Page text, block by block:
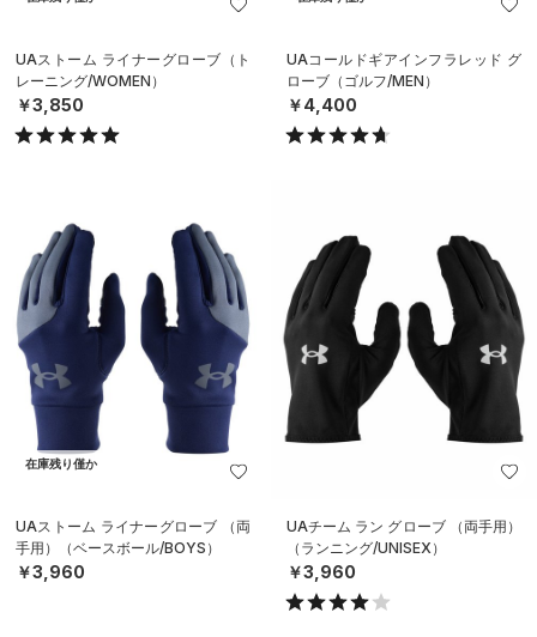
UAストーム ライナーグローブ（ト
レーニング/WOMEN）
￥3,850
UAコールドギアインフラレッド グ
ローブ（ゴルフ/MEN）
￥4,400
在庫残り僅か
UAストーム ライナーグローブ （両
手用）（ベースボール/BOYS）
￥3,960
UAチーム ラン グローブ （両手用）
（ランニング/UNISEX）
￥3,960